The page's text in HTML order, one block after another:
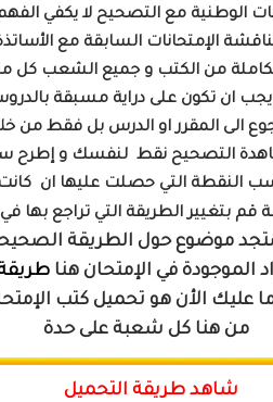
الوطنية مع التصحيح لا يكفي
الإمتحانات السابقة مع
من الكتب و جميع الشعب كل
يجب ان تكون على دراية مسبقة
الى المقرر او الدرس بل فقط من
التصحيح نقط لنفسك و إطرح
حسب النقطة التي حصلت عليها ان
قم بتغيير الطريقة التي تراجع بها
موضوع حول الطريقة الصحيحة
في الإمتحان هنا طريقة
الأن هو تحميل كتب
شاهد طريقة التحميل